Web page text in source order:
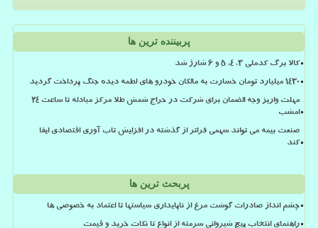
پربیننده ترین ها
کالا برگ کدملی 3، 4، 5 و 6 شارژ شد
۱۴۳۰ میلیارد تومان خسارت به مالکان خودرو های لطمه دیده جنگ پرداخت گردید
مهلت واریز وجه الضمان برای شرکت در حراج شمش طلا مرکز مبادله تا ساعت ۲۴
امشب
صنعت بیمه می تواند سهمی فراتر از گذشته در افزایش تاب آوری اقتصادی ایفا
کند
پربحث ترین ها
چشم انداز صادرات گوشت مرغ از ناپایداری سیاستها تا اعتماد به خصوصی ها
راهنمای انتخاب پیچ شیروانی سرمته از انواع تا نکات خرید و قیمت